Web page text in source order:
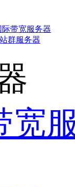
带宽服务器
群服务器
宽